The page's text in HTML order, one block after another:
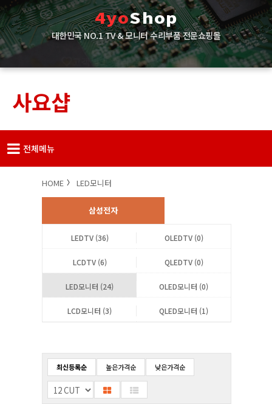
4yoShop
대한민국 NO.1 TV & 모니터 수리부품 전문쇼핑몰
고객님의 수리 성공을 기원합니다!
사요샵
전체메뉴
HOME LED모니터
삼성전자
LEDTV (36) OLEDTV (0)
LCDTV (6) QLEDTV (0)
LED모니터 (24) OLED모니터 (0)
LCD모니터 (3) QLED모니터 (1)
최신등록순 높은가격순 낮은가격순